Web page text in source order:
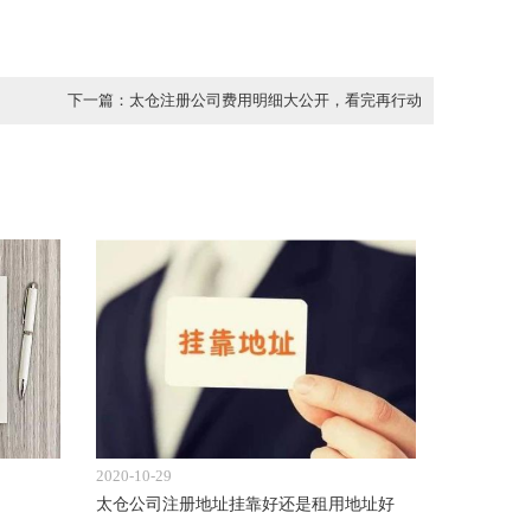
下一篇：太仓注册公司费用明细大公开，看完再行动
2020-10-29
太仓公司注册地址挂靠好还是租用地址好